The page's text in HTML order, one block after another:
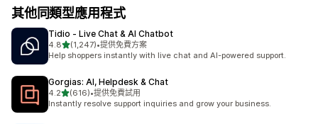
其他同類型應用程式
Tidio ‑ Live Chat & AI Chatbot
4.8滿分 5 顆星
(1,247)
共有 1247 則評價
•提供免費方案
Help shoppers instantly with live chat and AI-powered support.
Gorgias: AI, Helpdesk & Chat
4.2滿分 5 顆星
(616)
共有 616 則評價
•提供免費試用
Instantly resolve support inquiries and grow your business.